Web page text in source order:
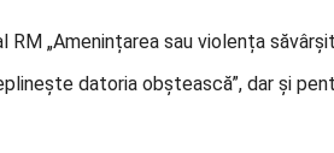
„Amenințarea sau violența
datoria obștească”, dar și